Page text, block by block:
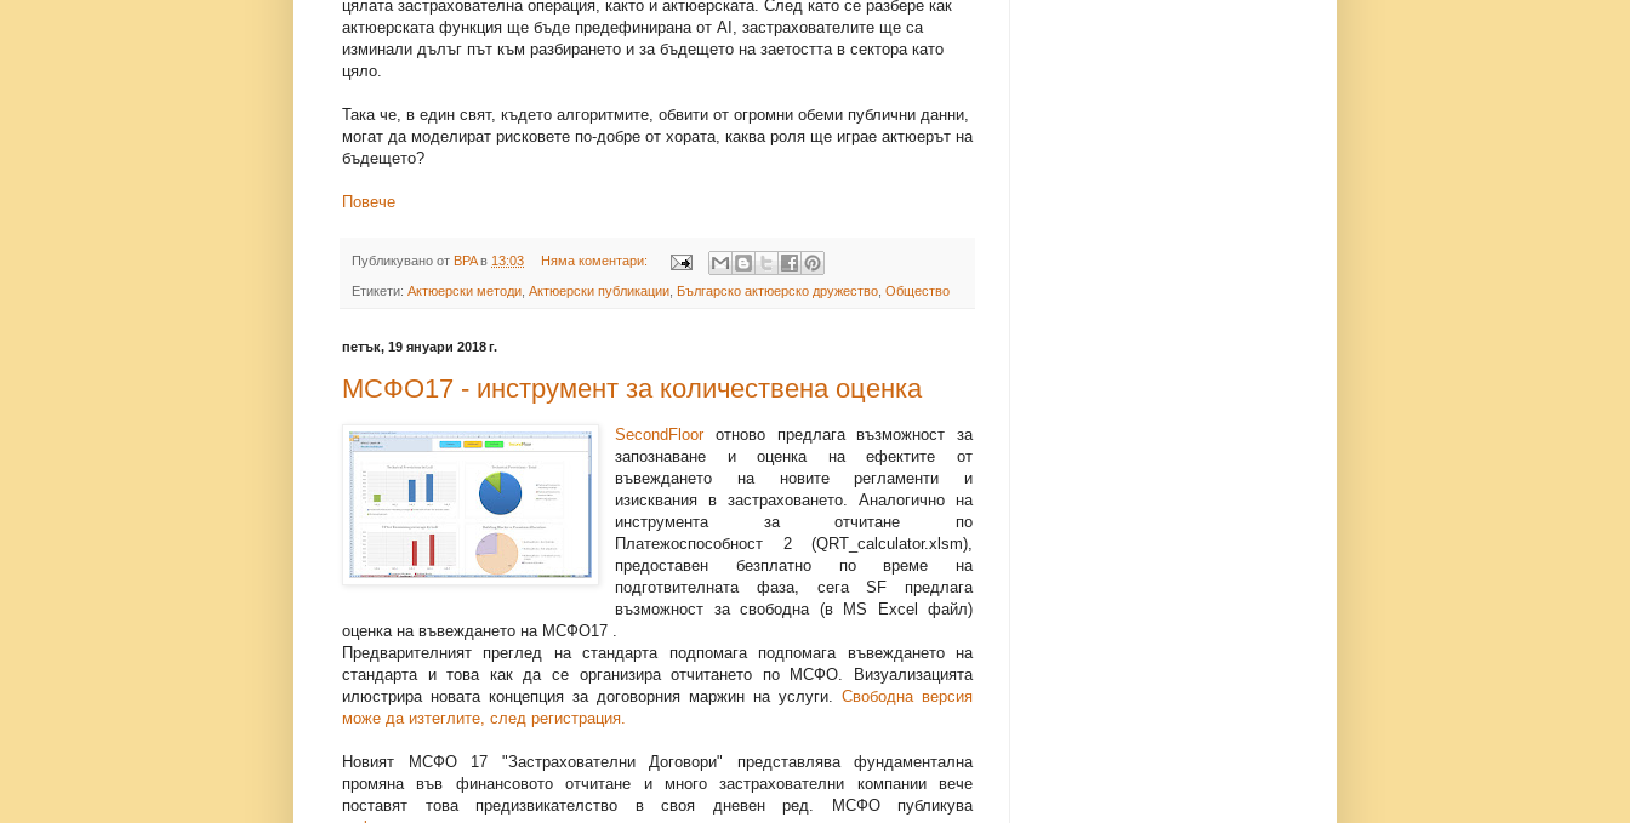
цялата застрахователна операция, както и актюерската. След като се разбере как
актюерската функция ще бъде предефинирана от AI, застрахователите ще са
изминали дълъг път към разбирането и за бъдещето на заетостта в сектора като
цяло.
Така че, в един свят, където алгоритмите, обвити от огромни обеми публични данни,
могат да моделират рисковете по-добре от хората, каква роля ще играе актюерът на
бъдещето?
Повече
Публикувано от BPA в 13:03 Няма коментари:
Етикети: Актюерски методи Актюерски публикации Българско актюерско дружество Общество
петък, 19 януари 2018 г.
МСФО17 - инструмент за количествена оценка
SecondFloorотново предлага възможност за
запознаване и оценка на ефектите от
въвеждането на новите регламенти и
изисквания в застраховането. Аналогично на
инструмента за отчитане по
Платежоспособност 2 (QRT_calculator.xlsm),
предоставен безплатно по време на
подготвителната фаза, сега SF предлага
възможност за свободна (в MS Excel файл)
оценка на въвеждането на МСФО17 .
Предварителният преглед на стандарта подпомага подпомага въвеждането на
стандарта и това как да се организира отчитането по МСФО. Визуализацията
илюстрира новата концепция за договорния маржин на услуги. Свободна версия
може да изтеглите, след регистрация.
Новият МСФО 17 "Застрахователни Договори" представлява фундаментална
промяна във финансовото отчитане и много застрахователни компании вече
поставят това предизвикателство в своя дневен ред. МСФО публикува